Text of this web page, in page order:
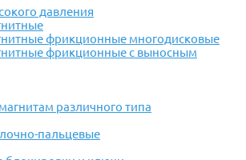
давления
фрикционные многодисковые
фрикционные с выносным
различного типа
пальцевые